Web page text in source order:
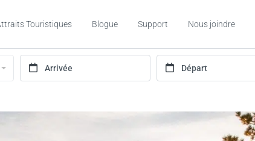
Touristiques Blogue Support Nous joindre